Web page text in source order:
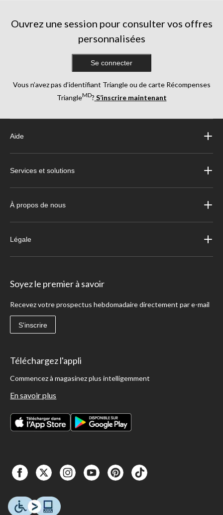
Ouvrez une session pour consulter vos offres
personnalisées
Se connecter
Vous n’avez pas d’identifiant Triangle ou de carte Récompenses
TriangleMD? S’inscrire maintenant
Aide
Services et solutions
À propos de nous
Légale
Soyez le premier à savoir
Recevez votre prospectus hebdomadaire directement par e-mail
S'inscrire
Téléchargez l'appli
Commencez à magasinez plus intelligemment
En savoir plus